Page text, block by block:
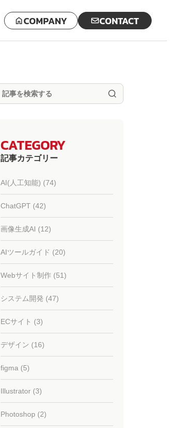
COMPANY CONTACT
CATEGORY
記事カテゴリー
AI(人工知能) (74)
ChatGPT (42)
画像生成AI (12)
AIツールガイド (20)
Webサイト制作 (51)
システム開発 (47)
ECサイト (3)
デザイン (16)
figma (5)
Illustrator (3)
Photoshop (2)